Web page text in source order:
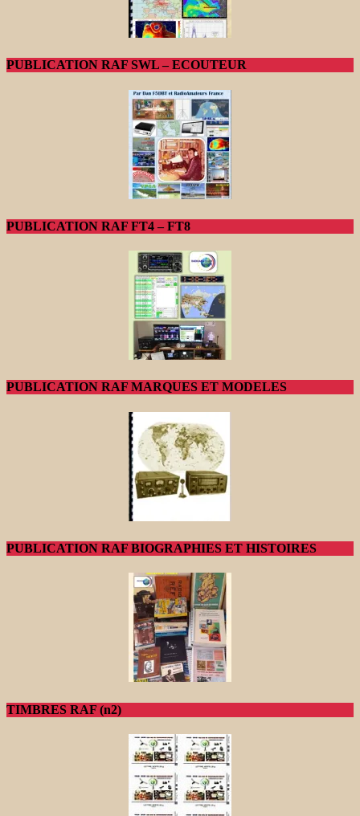
PUBLICATION RAF SWL – ECOUTEUR
PUBLICATION RAF FT4 – FT8
PUBLICATION RAF MARQUES ET MODELES
PUBLICATION RAF BIOGRAPHIES ET HISTOIRES
TIMBRES RAF (n2)